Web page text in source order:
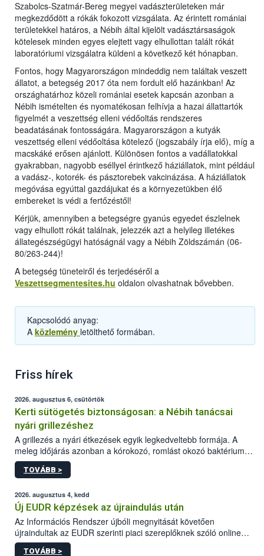
Szabolcs-Szatmár-Bereg megyei vadászterületeken már
megkezdődött a rókák fokozott vizsgálata. Az érintett romániai
területekkel határos, a Nébih által kijelölt vadásztársaságok
kötelesek minden egyes elejtett vagy elhullottan talált rókát
laboratóriumi vizsgálatra küldeni a következő két hónapban.
Fontos, hogy Magyarországon mindeddig nem találtak veszett
állatot, a betegség 2017 óta nem fordult elő hazánkban! Az
országhatárhoz közeli romániai esetek kapcsán azonban a
Nébih ismételten és nyomatékosan felhívja a hazai állattartók
figyelmét a veszettség elleni védőoltás rendszeres
beadatásának fontosságára. Magyarországon a kutyák
veszettség elleni védőoltása kötelező (jogszabály írja elő), míg a
macskáké erősen ajánlott. Különösen fontos a vadállatokkal
gyakrabban, nagyobb eséllyel érintkező háziállatok, mint például
a vadász-, kotorék- és pásztorebek vakcinázása. A háziállatok
megóvása egyúttal gazdájukat és a környezetükben élő
embereket is védi a fertőzéstől!
Kérjük, amennyiben a betegségre gyanús egyedet észlelnek
vagy elhullott rókát találnak, jelezzék azt a helyileg illetékes
állategészségügyi hatóságnál vagy a Nébih Zöldszámán (06-
80/263-244)!
A betegség tüneteiről és terjedéséről a
Veszettsegmentesites.hu oldalon olvashatnak bővebben.
Kapcsolódó anyag:
A közlemény letölthető formában.
Friss hírek
2026. augusztus 6, csütörtök
Kerti sütögetés biztonságosan: a Nébih tanácsai
nyári grillezéshez
A grillezés a nyári étkezések egyik legkedveltebb formája. A
meleg időjárás azonban a kórokozó, romlást okozó baktériumok
gyorsabb szaporodásának is kedvez. A szabadtéri sütögetés
ezért nem csupán a megfelelő sütési technikáról szól: legalább
higiéniai szabályok betartása, a megfelelő hőkezelés, valamint a
maradékok szakszerű tárolása. A Nemzeti Élelmiszerlánc-
biztonsági Hivatal (Nébih) Oktatási Programja összegyűjtötte a
biztonságos grillezés legfontosabb tudnivalóit.
TOVÁBB >
2026. augusztus 4, kedd
Új EUDR képzések az újraindulás után
Az Információs Rendszer újbóli megnyitását követően
újraindultak az EUDR szerinti piaci szereplőknek szóló online
képzések.
TOVÁBB >